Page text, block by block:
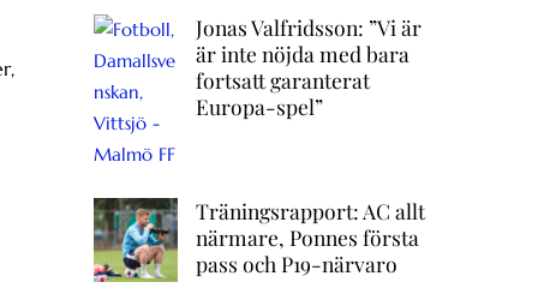
Jonas Valfridsson: ”Vi är
är inte nöjda med bara
fortsatt garanterat
Europa-spel”
Träningsrapport: AC allt
närmare, Ponnes första
pass och P19-närvaro